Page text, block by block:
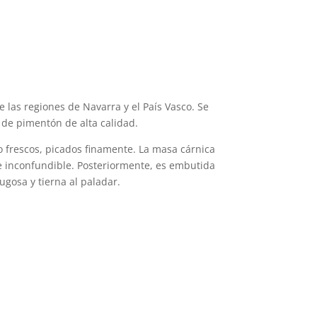
regiones de Navarra y el País Vasco. Se
pimentón de alta calidad.
picados finamente. La masa cárnica
inconfundible. Posteriormente, es embutida
y tierna al paladar.